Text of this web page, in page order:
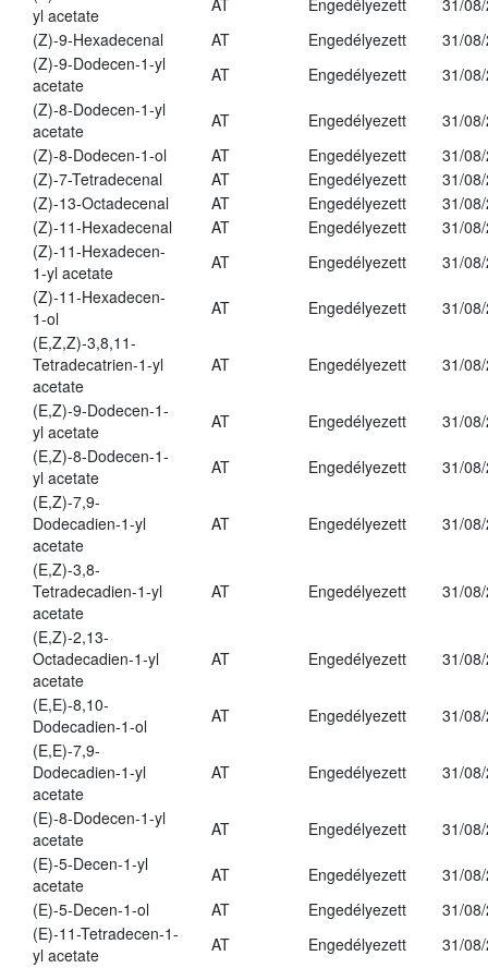
yl acetate
AT Engedélyezett
31/
(Z)-9-Hexadecenal
AT Engedélyezett
31/
(Z)-9-Dodecen-1-yl
acetate
AT Engedélyezett
31/
(Z)-8-Dodecen-1-yl
acetate
AT Engedélyezett
31/
(Z)-8-Dodecen-1-ol
AT Engedélyezett
31/
(Z)-7-Tetradecenal
AT Engedélyezett
31/
(Z)-13-Octadecenal
AT Engedélyezett
31/
(Z)-11-Hexadecenal
AT Engedélyezett
31/
(Z)-11-Hexadecen-
1-yl acetate
AT Engedélyezett
31/
(Z)-11-Hexadecen-
1-ol
AT Engedélyezett
31/
(E,Z,Z)-3,8,11-
Tetradecatrien-1-yl
acetate
AT Engedélyezett 31/
(E,Z)-9-Dodecen-1-
yl acetate
AT Engedélyezett
31/
(E,Z)-8-Dodecen-1-
yl acetate
AT Engedélyezett
31/
(E,Z)-7,9-
Dodecadien-1-yl
acetate
AT Engedélyezett 31/
(E,Z)-3,8-
Tetradecadien-1-yl
acetate
AT Engedélyezett 31/
(E,Z)-2,13-
Octadecadien-1-yl
acetate
AT Engedélyezett 31/
(E,E)-8,10-
Dodecadien-1-ol
AT Engedélyezett
31/
(E,E)-7,9-
Dodecadien-1-yl
acetate
AT Engedélyezett 31/
(E)-8-Dodecen-1-yl
acetate
AT Engedélyezett
31/
(E)-5-Decen-1-yl
acetate
AT Engedélyezett
31/
(E)-5-Decen-1-ol
AT Engedélyezett
31/
(E)-11-Tetradecen-1-
yl acetate
AT Engedélyezett 31/